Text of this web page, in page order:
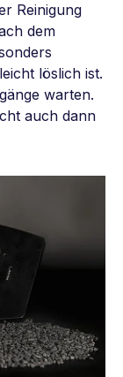
Reinigung
dem
löslich ist.
warten.
auch dann